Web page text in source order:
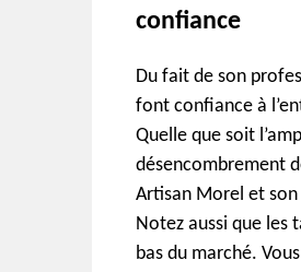
confiance
Du fait de son
font confiance à
Quelle que soit
désencombrement
Artisan Morel et
Notez aussi que les
bas du marché.